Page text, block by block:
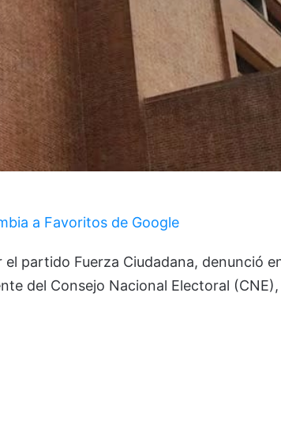
a Favoritos de Google
partido Fuerza Ciudadana, denunció
del Consejo Nacional Electoral